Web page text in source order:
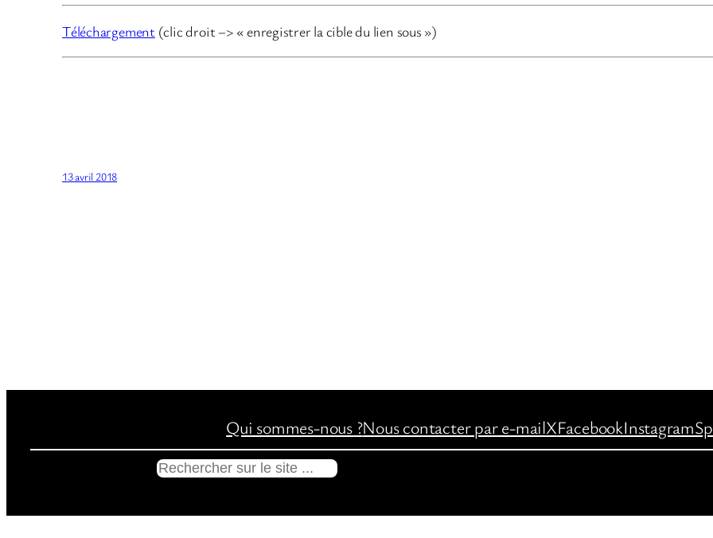
Téléchargement (clic droit –> « enregistrer la cible du lien sous »)
13 avril 2018
Qui sommes-nous ?Nous contacter par e-mailXFacebookInstagram